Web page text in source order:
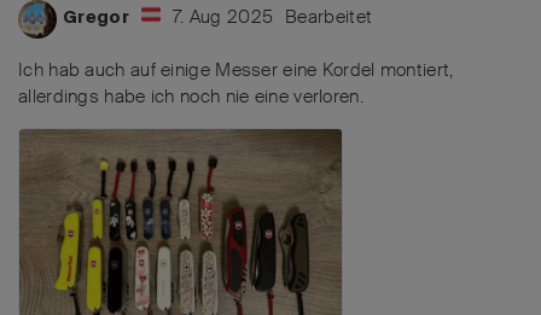
Gregor 7. Aug 2025 Bearbeitet
Ich hab auch auf einige Messer eine Kordel montiert,
allerdings habe ich noch nie eine verloren.